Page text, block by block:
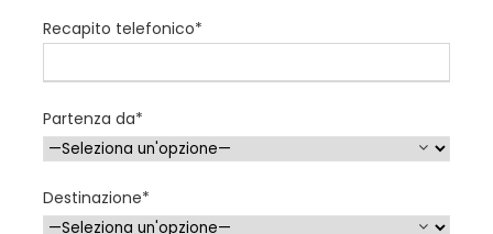
Recapito telefonico*
Partenza da*
Destinazione*
GIORNO 5
Colazione.
Partenza per il confine con sosta a Madaba per la
visita della mappa musiva bizantina che illustra i luoghi
della Terra Santa. Reingresso in Israele e pranzo a
Gerico.